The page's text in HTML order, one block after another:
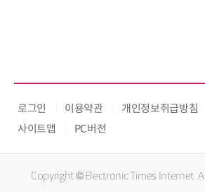
로그인 이용약관 개인정보취급방침
사이트맵
PC버전
Copyright © Electronic Times Internet.